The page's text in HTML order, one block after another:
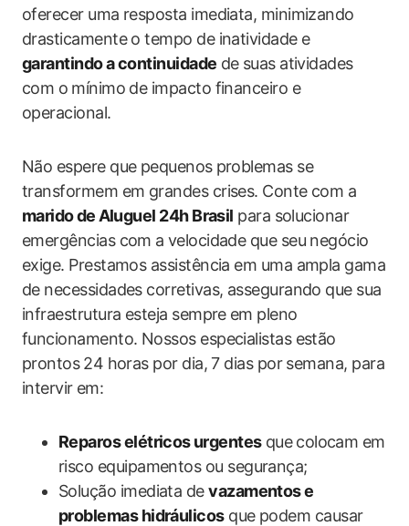
oferecer uma resposta imediata, minimizando⁣
drasticamente o ‍tempo de inatividade e
garantindo a continuidade de ⁣suas atividades
com o ⁢mínimo de impacto financeiro​ e
‍operacional.
Não espere ​que pequenos ⁣problemas se
transformem em grandes crises. Conte com a⁣
marido ⁤de⁣ Aluguel 24h ‌Brasil para solucionar
emergências com ⁣a velocidade que ‍seu negócio
exige. Prestamos assistência em uma ampla gama​
de necessidades corretivas, assegurando que sua
infraestrutura esteja sempre ⁤em pleno
‌funcionamento. ‌Nossos‍ especialistas​ estão
prontos⁣ 24 horas por dia,​ 7 dias por semana, para
intervir ⁢em:
Reparos elétricos ⁣urgentesque ⁢colocam em
risco equipamentos ou ‍segurança;
Solução imediata devazamentos⁣ e
‍problemas hidráulicosque ‌podem causar